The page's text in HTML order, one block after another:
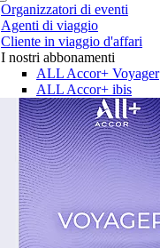
Organizzatori di eventi
Agenti di viaggio
Cliente in viaggio d'affari
I nostri abbonamenti
ALL Accor+ Voyager
ALL Accor+ ibis